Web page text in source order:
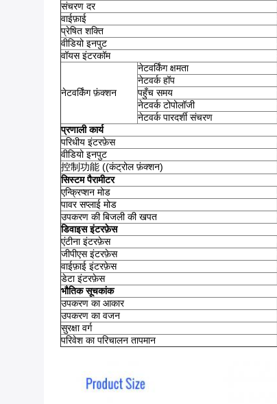
संचरण दर
वाईफ़ाई
प्रेषित शक्ति
वीडियो इनपुट
वॉयस इंटरकॉम
नेटवर्किंग फ़ंक्शन
नेटवर्किंग क्षमता
नेटवर्क हॉप
पहुँच समय
नेटवर्क टोपोलॉजी
नेटवर्क पारदर्शी संचरण
प्रणाली कार्य
परिधीय इंटरफ़ेस
वीडियो इनपुट
控制功能 ((कंट्रोल फ़ंक्शन)
सिस्टम पैरामीटर
एन्क्रिप्शन मोड
पावर सप्लाई मोड
उपकरण की बिजली की खपत
डिवाइस इंटरफ़ेस
एंटीना इंटरफ़ेस
जीपीएस इंटरफ़ेस
वाईफ़ाई इंटरफ़ेस
डेटा इंटरफ़ेस
भौतिक सूचकांक
उपकरण का आकार
उपकरण का वजन
सुरक्षा वर्ग
परिवेश का परिचालन तापमान